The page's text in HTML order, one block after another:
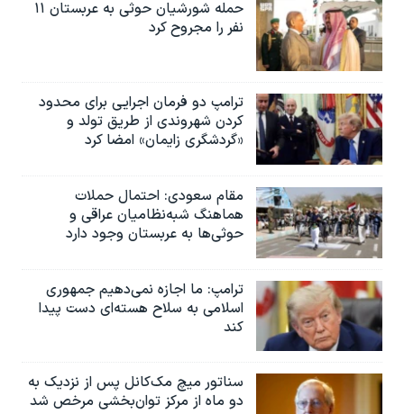
نرگس محمدی برنده جایزه نوبل صلح
همایش محافظه‌کاران آمریکا «سی‌پک»
صفحه‌های ویژه
سفر پرزیدنت ترامپ به چین
حمله شورشیان حوثی به عربستان ۱۱
نفر را مجروح کرد
ترامپ دو فرمان اجرایی برای محدود
کردن شهروندی از طریق تولد و
«گردشگری زایمان» امضا کرد
مقام سعودی: احتمال حملات
هماهنگ شبه‌نظامیان عراقی و
حوثی‌ها به عربستان وجود دارد
ترامپ: ما اجازه نمی‌دهیم جمهوری
اسلامی به سلاح هسته‌ای دست پیدا
کند
سناتور میچ مک‌کانل پس از نزدیک به
دو ماه از مرکز توان‌بخشی مرخص شد